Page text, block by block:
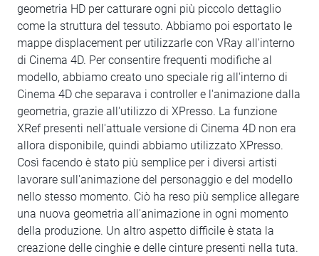
geometria HD per catturare ogni più piccolo dettaglio
come la struttura del tessuto. Abbiamo poi esportato le
mappe displacement per utilizzarle con VRay all'interno
di Cinema 4D. Per consentire frequenti modifiche al
modello, abbiamo creato uno speciale rig all'interno di
Cinema 4D che separava i controller e l'animazione dalla
geometria, grazie all'utilizzo di XPresso. La funzione
XRef presenti nell'attuale versione di Cinema 4D non era
allora disponibile, quindi abbiamo utilizzato XPresso.
Così facendo è stato più semplice per i diversi artisti
lavorare sull'animazione del personaggio e del modello
nello stesso momento. Ciò ha reso più semplice allegare
una nuova geometria all'animazione in ogni momento
della produzione. Un altro aspetto difficile è stata la
creazione delle cinghie e delle cinture presenti nella tuta.